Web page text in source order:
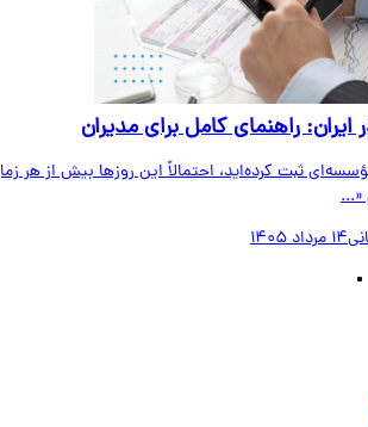
راهنمای کامل برای مدیران
ثبت کرده‌اید، احتمالاً این روزها بیش از هر زمان